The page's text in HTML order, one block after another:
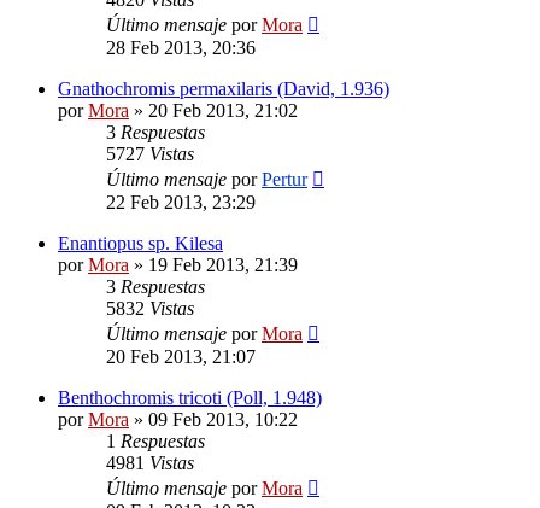
Último mensaje porMora
28 Feb 2013, 20:36
Gnathochromis permaxilaris (David, 1.936)
porMora » 20 Feb 2013, 21:02
3 Respuestas
5727 Vistas
Último mensaje porPertur
22 Feb 2013, 23:29
Enantiopus sp. Kilesa
porMora » 19 Feb 2013, 21:39
3 Respuestas
5832 Vistas
Último mensaje porMora
20 Feb 2013, 21:07
Benthochromis tricoti (Poll, 1.948)
porMora » 09 Feb 2013, 10:22
1 Respuestas
4981 Vistas
Último mensaje porMora